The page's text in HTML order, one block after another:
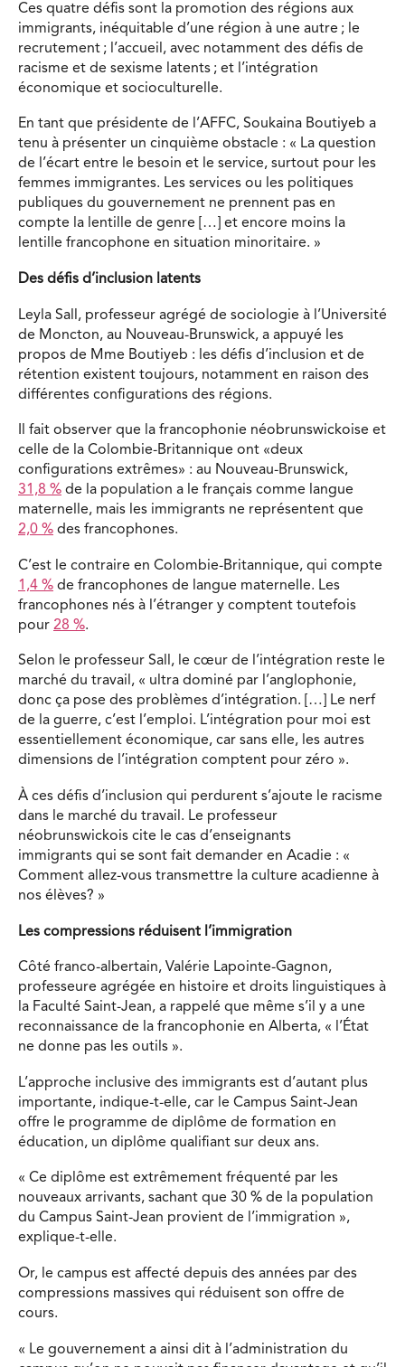
Ces quatre défis sont la promotion des régions aux
immigrants, inéquitable d’une région à une autre ; le
recrutement ; l’accueil, avec notamment des défis de
racisme et de sexisme latents ; et l’intégration
économique et socioculturelle.
En tant que présidente de l’AFFC, Soukaina Boutiyeb a
tenu à présenter un cinquième obstacle : « La question
de l’écart entre le besoin et le service, surtout pour les
femmes immigrantes. Les services ou les politiques
publiques du gouvernement ne prennent pas en
compte la lentille de genre […] et encore moins la
lentille francophone en situation minoritaire. »
Des défis d’inclusion latents
Leyla Sall, professeur agrégé de sociologie à l’Université
de Moncton, au Nouveau-Brunswick, a appuyé les
propos de Mme Boutiyeb : les défis d’inclusion et de
rétention existent toujours, notamment en raison des
différentes configurations des régions.
Il fait observer que la francophonie néobrunswickoise et
celle de la Colombie-Britannique ont «deux
configurations extrêmes» : au Nouveau-Brunswick,
31,8 % de la population a le français comme langue
maternelle, mais les immigrants ne représentent que
2,0 % des francophones.
C’est le contraire en Colombie-Britannique, qui compte
1,4 % de francophones de langue maternelle. Les
francophones nés à l’étranger y comptent toutefois
pour 28 %.
Selon le professeur Sall, le cœur de l’intégration reste le
marché du travail, « ultra dominé par l’anglophonie,
donc ça pose des problèmes d’intégration. […] Le nerf
de la guerre, c’est l’emploi. L’intégration pour moi est
essentiellement économique, car sans elle, les autres
dimensions de l’intégration comptent pour zéro ».
À ces défis d’inclusion qui perdurent s’ajoute le racisme
dans le marché du travail. Le professeur
néobrunswickois cite le cas d’enseignants
immigrants qui se sont fait demander en Acadie : «
Comment allez-vous transmettre la culture acadienne à
nos élèves? »
Les compressions réduisent l’immigration
Côté franco-albertain, Valérie Lapointe-Gagnon,
professeure agrégée en histoire et droits linguistiques à
la Faculté Saint-Jean, a rappelé que même s’il y a une
reconnaissance de la francophonie en Alberta, « l’État
ne donne pas les outils ».
L’approche inclusive des immigrants est d’autant plus
importante, indique-t-elle, car le Campus Saint-Jean
offre le programme de diplôme de formation en
éducation, un diplôme qualifiant sur deux ans.
« Ce diplôme est extrêmement fréquenté par les
nouveaux arrivants, sachant que 30 % de la population
du Campus Saint-Jean provient de l’immigration »,
explique-t-elle.
Or, le campus est affecté depuis des années par des
compressions massives qui réduisent son offre de
cours.
« Le gouvernement a ainsi dit à l’administration du